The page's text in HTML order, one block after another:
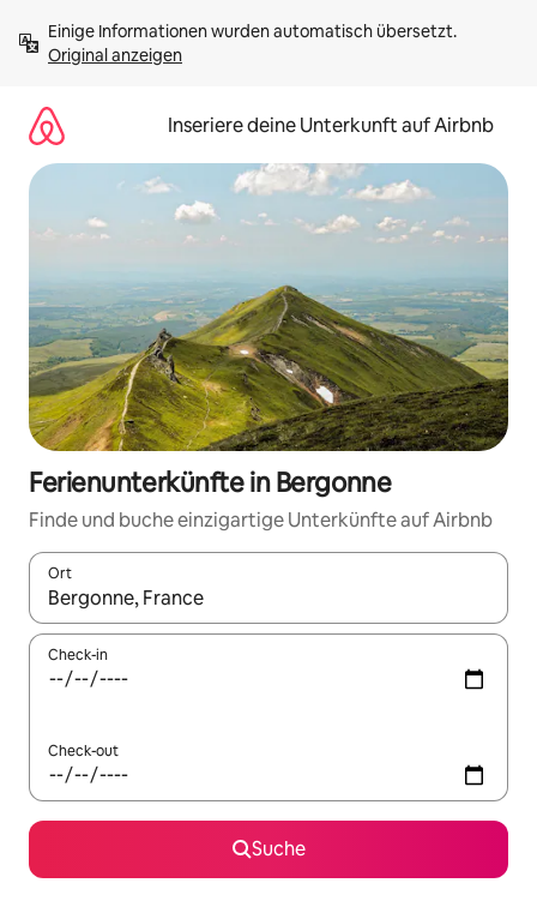
Inhalten
springenOriginal anzeigen
Inseriere deine Unterkunft auf Airbnb
Ferienunterkünfte in Bergonne
Finde und buche einzigartige Unterkünfte auf Airbnb
Ort
Wenn Ergebnisse verfügbar sind, navigiere mit den
Check-in
Check-out
Suche